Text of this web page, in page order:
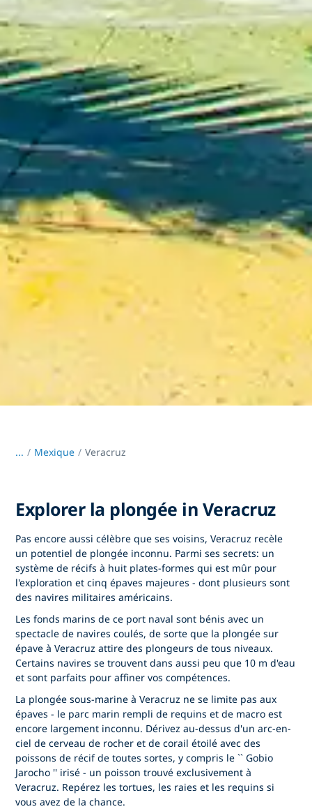
... / Mexique Veracruz
Explorer la plongée in Veracruz
Pas encore aussi célèbre que ses voisins, Veracruz recèle
un potentiel de plongée inconnu. Parmi ses secrets: un
système de récifs à huit plates-formes qui est mûr pour
l'exploration et cinq épaves majeures - dont plusieurs sont
des navires militaires américains.
Les fonds marins de ce port naval sont bénis avec un
spectacle de navires coulés, de sorte que la plongée sur
épave à Veracruz attire des plongeurs de tous niveaux.
Certains navires se trouvent dans aussi peu que 10 m d'eau
et sont parfaits pour affiner vos compétences.
La plongée sous-marine à Veracruz ne se limite pas aux
épaves - le parc marin rempli de requins et de macro est
encore largement inconnu. Dérivez au-dessus d'un arc-en-
ciel de cerveau de rocher et de corail étoilé avec des
poissons de récif de toutes sortes, y compris le `` Gobio
Jarocho '' irisé - un poisson trouvé exclusivement à
Veracruz. Repérez les tortues, les raies et les requins si
vous avez de la chance.